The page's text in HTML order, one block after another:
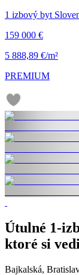
1 izbový byt
159 000 €
5 888,89 €/m²
PREMIUM
Útulné 1-
ktoré si
Bajkalská,